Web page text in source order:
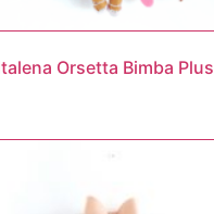
Orsetta Bimba Plus